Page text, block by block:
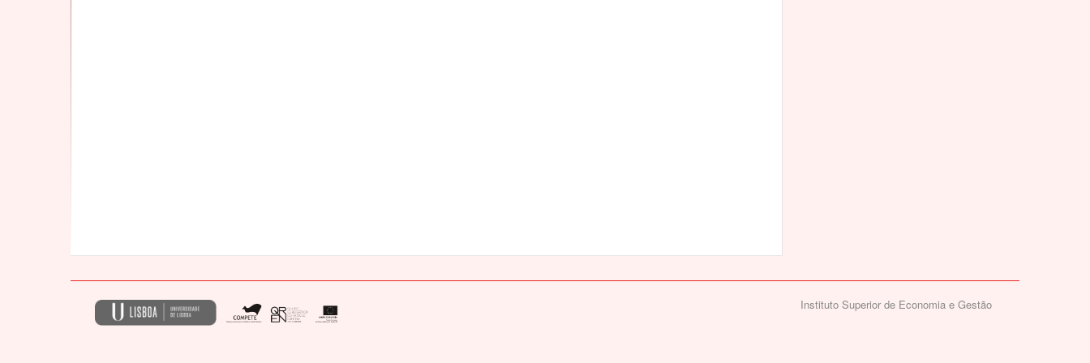
Instituto Superior de Economia e Gestão